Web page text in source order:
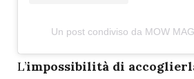
Un post condiviso da MOW
L’impossibilità di